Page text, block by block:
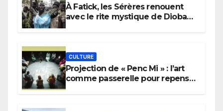
À Fatick, les Sérères renouent
avec le rite mystique de Diobaye
CULTURE
Projection de « Penc Mi » : l’art
comme passerelle pour repenser